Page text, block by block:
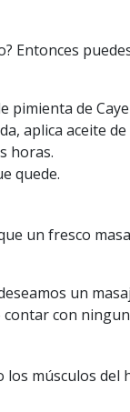
Entonces
pimienta de
aplica aceite
horas.
quede.
un fresco
un
con
músculos del